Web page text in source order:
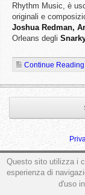
Rhythm Music, è
originali e
Joshua Redman,
Orleans degli
Continue Reading
Questo sito utilizza i
esperienza di
d'uso
ga('send', 'pageview');